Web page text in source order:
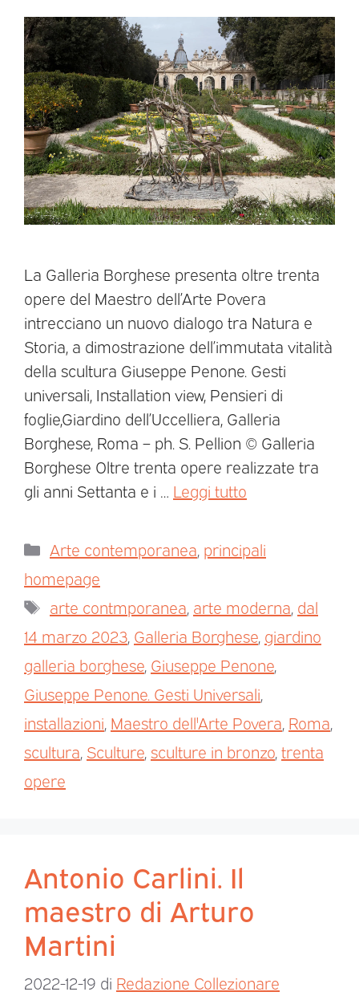
La Galleria Borghese presenta oltre trenta
opere del Maestro dell’Arte Povera
intrecciano un nuovo dialogo tra Natura e
Storia, a dimostrazione dell’immutata vitalità
della scultura Giuseppe Penone. Gesti
universali, Installation view, Pensieri di
foglie,Giardino dell’Uccelliera, Galleria
Borghese, Roma – ph. S. Pellion © Galleria
Borghese Oltre trenta opere realizzate tra
gli anni Settanta e i … Leggi tutto
Arte contemporanea principali
homepage
arte contmporanea arte moderna dal
14 marzo 2023 Galleria Borghese giardino
galleria borghese Giuseppe Penone
Giuseppe Penone. Gesti Universali
installazioni Maestro dell'Arte Povera Roma
scultura Sculture sculture in bronzo trenta
opere
Antonio Carlini. Il
maestro di Arturo
Martini
2022-12-19 di Redazione Collezionare